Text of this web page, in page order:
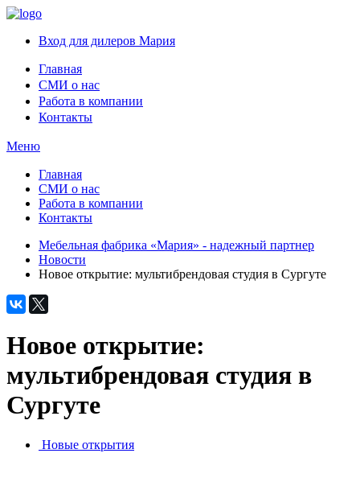
Вход для дилеров Мария
Главная
СМИ о нас
Работа в компании
Контакты
Меню
Главная
СМИ о нас
Работа в компании
Контакты
Мебельная фабрика «Мария» - надежный партнер
Новости
Новое открытие: мультибрендовая студия в Сургуте
Новое открытие:
мультибрендовая студия в
Сургуте
Новые открытия